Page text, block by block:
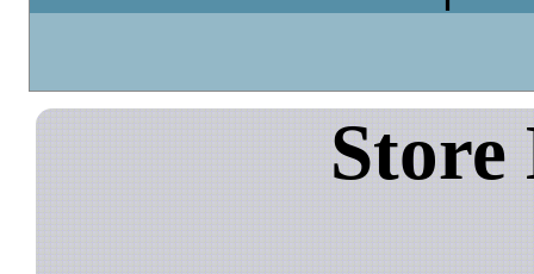
Store